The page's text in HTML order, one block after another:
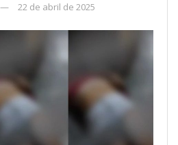
22 de abril de 2025